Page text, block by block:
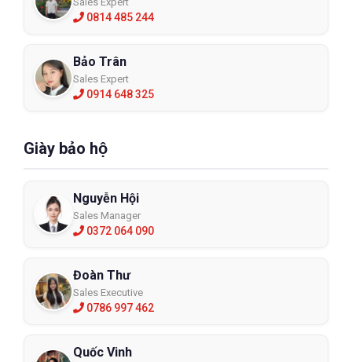
0814 485 244
Bảo Trân
Sales Expert
0914 648 325
Giày bảo hộ
Nguyễn Hội
Sales Manager
0372 064 090
Đoàn Thư
Sales Executive
0786 997 462
Quốc Vinh